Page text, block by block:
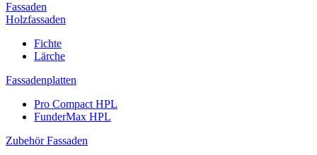
Fassaden
Holzfassaden
Fichte
Lärche
Fassadenplatten
Pro Compact HPL
FunderMax HPL
Zubehör Fassaden